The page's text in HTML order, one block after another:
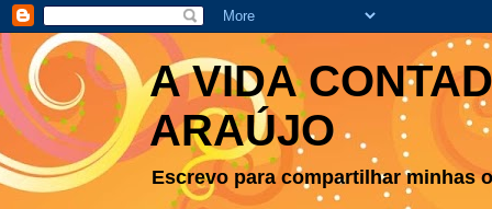
A VIDA
ARAÚJO
Escrevo para compartilhar minhas